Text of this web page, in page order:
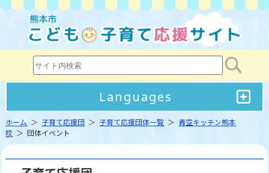
Languages
ホーム ＞ 子育て応援団 ＞ 子育て応援団体一覧 ＞ 青空キッチン熊本
校 ＞ 団体イベント